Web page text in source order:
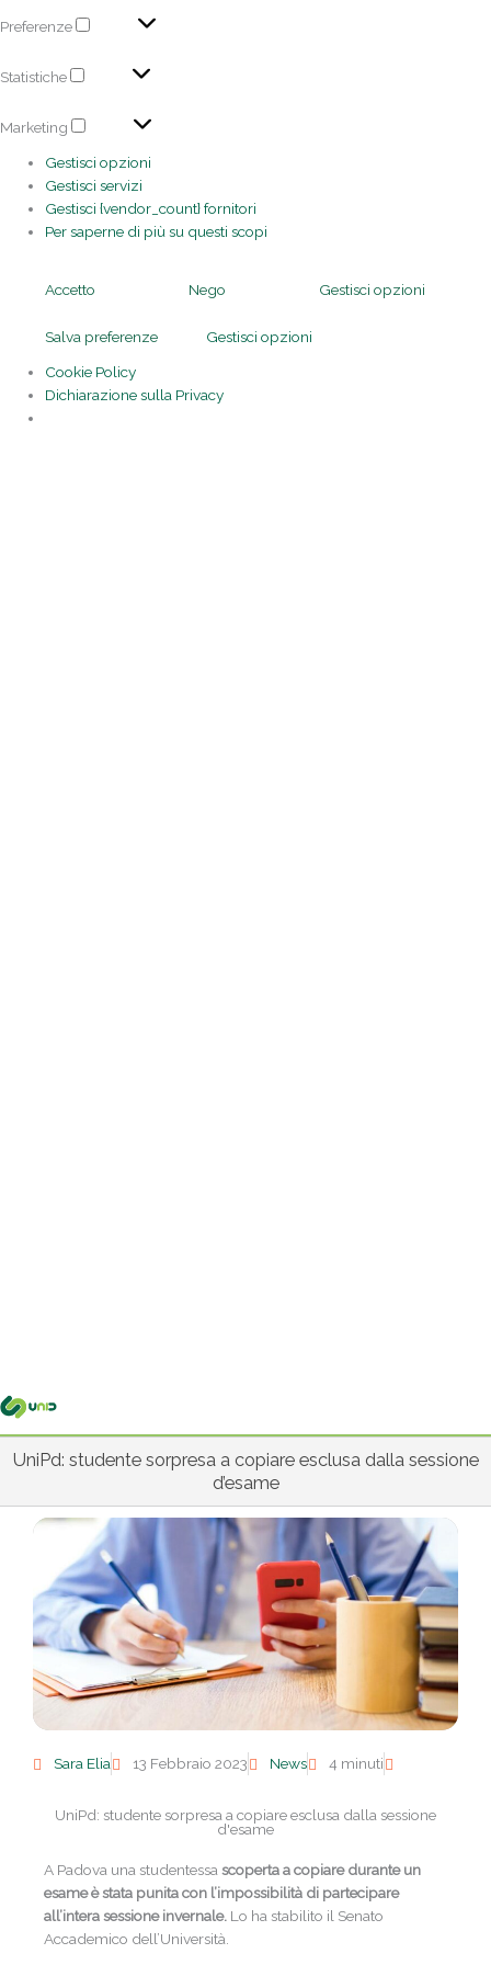
Preferenze
Statistiche
Marketing
Gestisci opzioni
Gestisci servizi
Gestisci {vendor_count} fornitori
Per saperne di più su questi scopi
Accetto Nego Gestisci opzioni
Salva preferenze
Gestisci opzioni
Cookie Policy
Dichiarazione sulla Privacy
UniPd: studente sorpresa a copiare esclusa dalla sessione
d’esame
Sara Elia 13 Febbraio 2023 News 4 minuti
UniPd: studente sorpresa a copiare esclusa dalla sessione
d'esame
A Padova una studentessascoperta a copiare durante un
esame è stata punita con l’impossibilità di partecipare
all’intera sessione invernale. Lo ha stabilito il Senato
Accademico dell’Università.